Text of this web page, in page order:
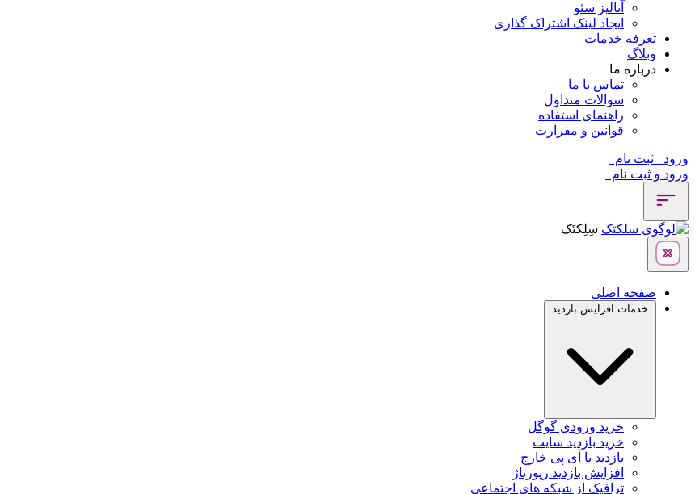
آنالیز سئو
ایجاد لینک اشتراک گذاری
تعرفه خدمات
وبلاگ
درباره ما
تماس با ما
سوالات متداول
راهنمای استفاده
قوانین و مقرارت
ورود
ثبت نام
ورود و ثبت نام
سِلِکتَک
صفحه اصلی
خدمات افزایش بازدید
خرید ورودی گوگل
خرید بازدید سایت
بازدید با آی پی خارج
افزایش بازدید رپورتاژ
ترافیک از شبکه های اجتماعی